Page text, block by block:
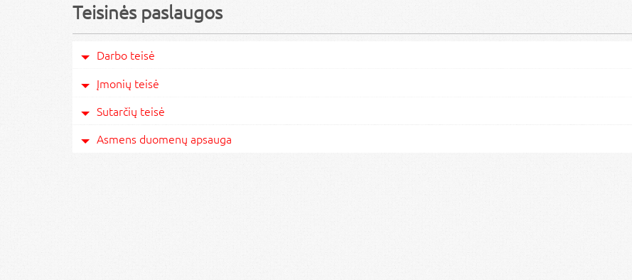
Teisinės paslaugos
Darbo teisė
Įmonių teisė
Sutarčių teisė
Asmens duomenų apsauga